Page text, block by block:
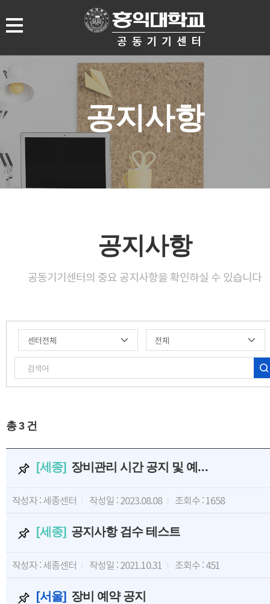
공지사항
공지사항
공동기기센터의 중요 공지사항을 확인하실 수 있습니다
총3건
[세종] 장비관리 시간 공지 및 예약 제한
작성자 : 세종센터 작성일 : 2023.08.08 조회수 : 1658
[세종] 공지사항 검수 테스트
작성자 : 세종센터 작성일 : 2021.10.31 조회수 : 451
[서울] 장비 예약 공지